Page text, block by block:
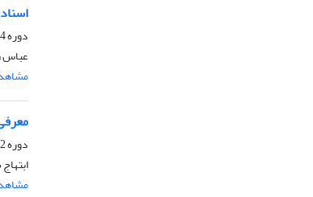
دوره 14، شماره 54، بهار 1392، صفحه
عباس
دوره 12، شماره 47، تابستان 1390، صفحه